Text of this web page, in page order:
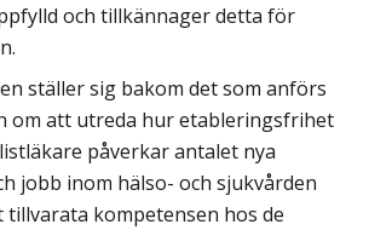
och tillkännager detta för
ställer sig bakom det som anförs
om att utreda hur etableringsfrihet
påverkar antalet nya
jobb inom hälso- och sjukvården
tillvarata kompetensen hos de